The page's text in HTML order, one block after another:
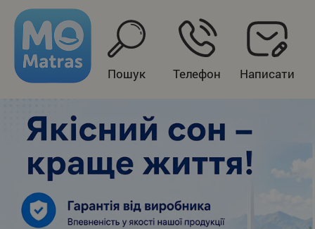
Пошук Телефон Написати